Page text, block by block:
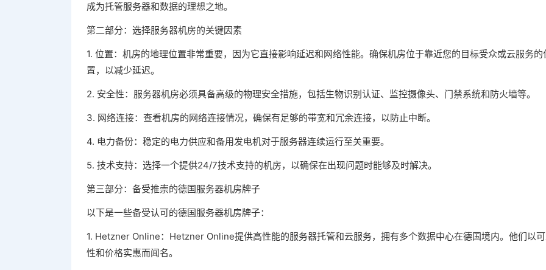
成为托管服务器和数据的理想之地。
第二部分：选择服务器机房的关键因素
1. 位置：机房的地理位置非常重要，因为它直接影响延迟和网络性能。确保机房位于靠近您的目标受众或云服务的
置，以减少延迟。
2. 安全性：服务器机房必须具备高级的物理安全措施，包括生物识别认证、监控摄像头、门禁系统和防火墙等。
3. 网络连接：查看机房的网络连接情况，确保有足够的带宽和冗余连接，以防止中断。
4. 电力备份：稳定的电力供应和备用发电机对于服务器连续运行至关重要。
5. 技术支持：选择一个提供24/7技术支持的机房，以确保在出现问题时能够及时解决。
第三部分：备受推崇的德国服务器机房牌子
以下是一些备受认可的德国服务器机房牌子：
1. Hetzner Online：Hetzner Online提供高性能的服务器托管和云服务，拥有多个数据中心在德国境内。他们以
性和价格实惠而闻名。